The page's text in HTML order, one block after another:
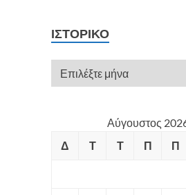
ΙΣΤΟΡΙΚΌ
Αύγουστος
Δ
Τ Τ Π Π